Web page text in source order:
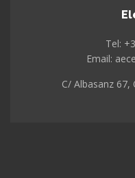
Tel:
Email:
C/ Albasanz 67,